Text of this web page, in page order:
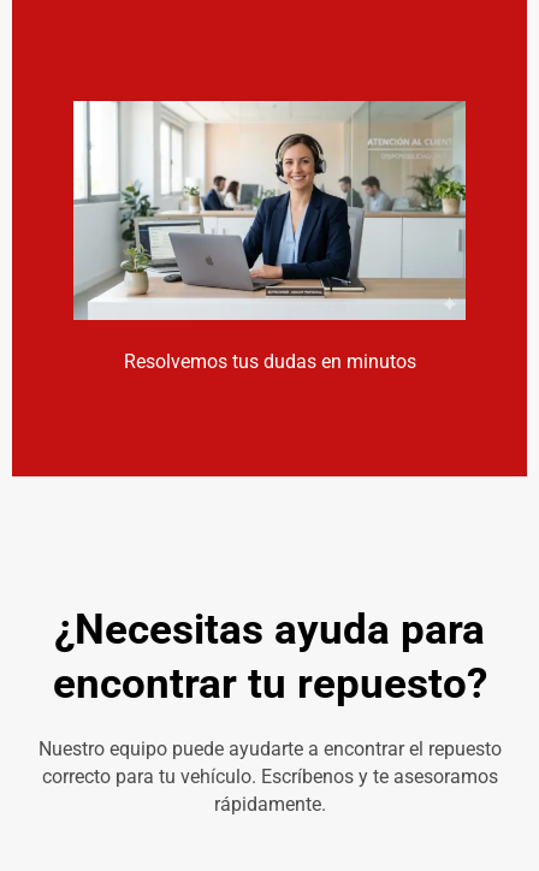
Resolvemos tus dudas en minutos
¿Necesitas ayuda para
encontrar tu repuesto?
Nuestro equipo puede ayudarte a encontrar el repuesto
correcto para tu vehículo. Escríbenos y te asesoramos
rápidamente.